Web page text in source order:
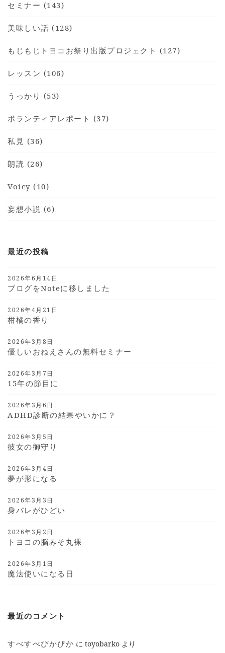
セミナー (143)
美味しい話 (128)
もじもじトヨコお祭り出版プロジェクト (127)
レッスン (106)
うっかり (53)
ボランティアレポート (37)
私見 (36)
朗読 (26)
Voicy (10)
妄想小説 (6)
最近の投稿
2026年6月14日
ブログをnoteに移しました
2026年4月21日
柑橘の香り
2026年3月8日
優しいおねえさんの無料セミナー
2026年3月7日
15年の節目に
2026年3月6日
ADHD診断の結果やいかに？
2026年3月5日
彼女の御守り
2026年3月4日
夢が形になる
2026年3月3日
身バレがひどい
2026年3月2日
トヨコの脳みそ丸裸
2026年3月1日
魔法使いになる日
最近のコメント
すべすべぴかぴか にtoyobarko より